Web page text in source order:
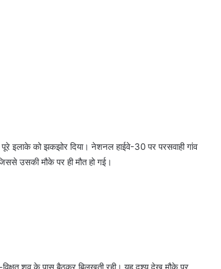
इलाके को झकझोर दिया। नेशनल हाईवे-30 पर परसवाही गांव
उसकी मौके पर ही मौत हो गई।